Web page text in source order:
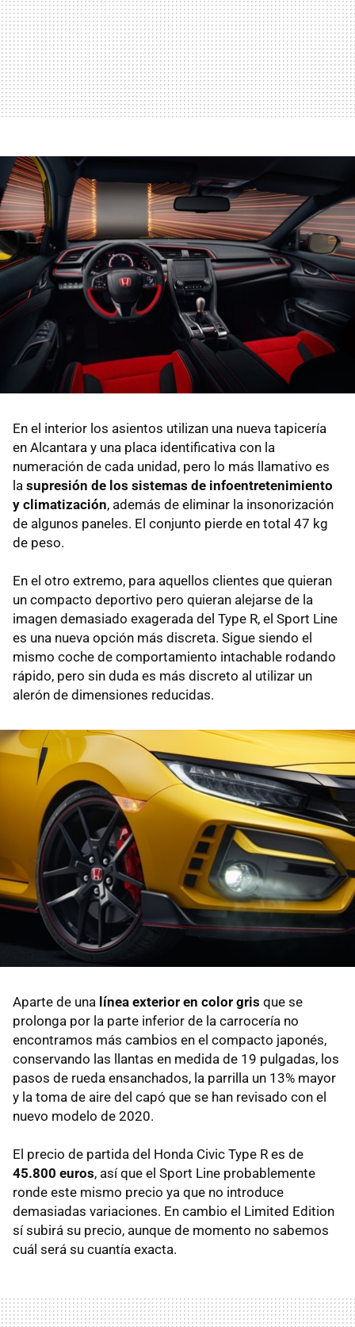
En el interior los asientos utilizan una nueva tapicería
en Alcantara y una placa identificativa con la
numeración de cada unidad, pero lo más llamativo es
la supresión de los sistemas de infoentretenimiento
y climatización, además de eliminar la insonorización
de algunos paneles. El conjunto pierde en total 47 kg
de peso.
En el otro extremo, para aquellos clientes que quieran
un compacto deportivo pero quieran alejarse de la
imagen demasiado exagerada del Type R, el Sport Line
es una nueva opción más discreta. Sigue siendo el
mismo coche de comportamiento intachable rodando
rápido, pero sin duda es más discreto al utilizar un
alerón de dimensiones reducidas.
Aparte de una línea exterior en color gris que se
prolonga por la parte inferior de la carrocería no
encontramos más cambios en el compacto japonés,
conservando las llantas en medida de 19 pulgadas, los
pasos de rueda ensanchados, la parrilla un 13% mayor
y la toma de aire del capó que se han revisado con el
nuevo modelo de 2020.
El precio de partida del Honda Civic Type R es de
45.800 euros, así que el Sport Line probablemente
ronde este mismo precio ya que no introduce
demasiadas variaciones. En cambio el Limited Edition
sí subirá su precio, aunque de momento no sabemos
cuál será su cuantía exacta.